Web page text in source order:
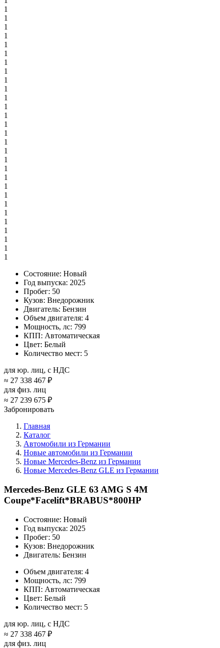
1
1
1
1
1
1
1
1
1
1
1
1
1
1
1
1
1
1
1
1
1
1
1
1
1
1
1
1
1
Состояние: Новый
Год выпуска: 2025
Пробег: 50
Кузов: Внедорожник
Двигатель: Бензин
Объем двигателя: 4
Мощность, лс: 799
КПП: Автоматическая
Цвет: Белый
Количество мест: 5
для юр. лиц, с НДС
≈ 27 338 467 ₽
для физ. лиц
≈ 27 239 675 ₽
Забронировать
Главная
Каталог
Автомобили из Германии
Новые автомобили из Германии
Новые Mercedes-Benz из Германии
Новые Mercedes-Benz GLE из Германии
Mercedes-Benz GLE 63 AMG S 4M
Coupe*Facelift*BRABUS*800HP
Состояние: Новый
Год выпуска: 2025
Пробег: 50
Кузов: Внедорожник
Двигатель: Бензин
Объем двигателя: 4
Мощность, лс: 799
КПП: Автоматическая
Цвет: Белый
Количество мест: 5
для юр. лиц, с НДС
≈ 27 338 467 ₽
для физ. лиц